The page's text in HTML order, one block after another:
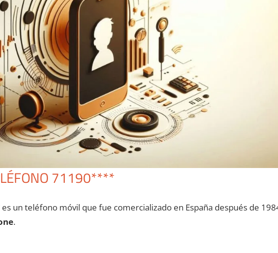
71190****
un teléfono móvil quе fue comercializado en España después dе
.